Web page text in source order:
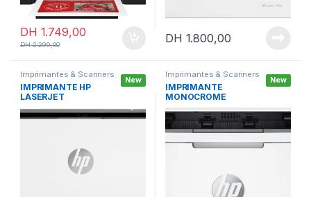
DH 1.749,00
DH2.299,00 DH 1.800,00
New
Imprimantes & Scanners
IMPRIMANTE HP
LASERJET
M107W
New
Imprimantes & Scanners
IMPRIMANTE
MONOCROME
LASERJET HP M111A